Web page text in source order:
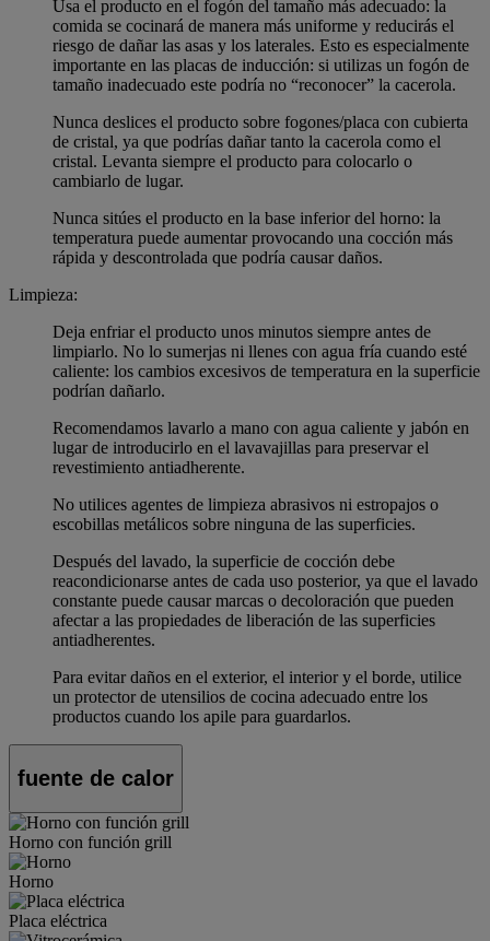
Usa el producto en el fogón del tamaño más adecuado: la
comida se cocinará de manera más uniforme y reducirás el
riesgo de dañar las asas y los laterales. Esto es especialmente
importante en las placas de inducción: si utilizas un fogón de
tamaño inadecuado este podría no “reconocer” la cacerola.
Nunca deslices el producto sobre fogones/placa con cubierta
de cristal, ya que podrías dañar tanto la cacerola como el
cristal. Levanta siempre el producto para colocarlo o
cambiarlo de lugar.
Nunca sitúes el producto en la base inferior del horno: la
temperatura puede aumentar provocando una cocción más
rápida y descontrolada que podría causar daños.
Limpieza:
Deja enfriar el producto unos minutos siempre antes de
limpiarlo. No lo sumerjas ni llenes con agua fría cuando esté
caliente: los cambios excesivos de temperatura en la superficie
podrían dañarlo.
Recomendamos lavarlo a mano con agua caliente y jabón en
lugar de introducirlo en el lavavajillas para preservar el
revestimiento antiadherente.
No utilices agentes de limpieza abrasivos ni estropajos o
escobillas metálicos sobre ninguna de las superficies.
Después del lavado, la superficie de cocción debe
reacondicionarse antes de cada uso posterior, ya que el lavado
constante puede causar marcas o decoloración que pueden
afectar a las propiedades de liberación de las superficies
antiadherentes.
Para evitar daños en el exterior, el interior y el borde, utilice
un protector de utensilios de cocina adecuado entre los
productos cuando los apile para guardarlos.
fuente de calor
Horno con función grill
Horno
Placa eléctrica